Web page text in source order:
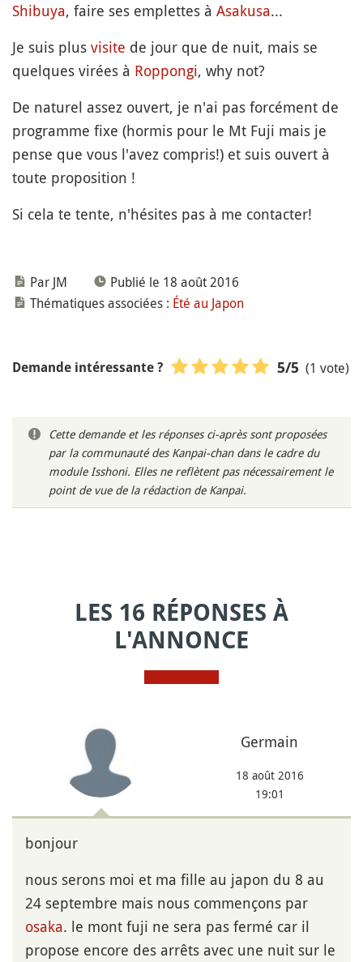
Shibuya, faire ses emplettes à Asakusa...
Je suis plus visite de jour que de nuit, mais se
quelques virées à Roppongi, why not?
De naturel assez ouvert, je n'ai pas forcément de
programme fixe (hormis pour le Mt Fuji mais je
pense que vous l'avez compris!) et suis ouvert à
toute proposition !
Si cela te tente, n'hésites pas à me contacter!
Par JM
Publié le 18 août 2016
Thématiques associées : Été au Japon
Demande intéressante ? 5/5 (1 vote)
Cette demande et les réponses ci-après sont proposées
par la communauté des Kanpai-chan dans le cadre du
module Isshoni. Elles ne reflètent pas nécessairement le
point de vue de la rédaction de Kanpai.
LES 16 RÉPONSES À
L'ANNONCE
Germain
18 août 2016
19:01
bonjour
nous serons moi et ma fille au japon du 8 au
24 septembre mais nous commençons par
osaka. le mont fuji ne sera pas fermé car il
propose encore des arrêts avec une nuit sur le